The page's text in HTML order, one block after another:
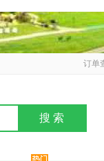
订单
搜 索